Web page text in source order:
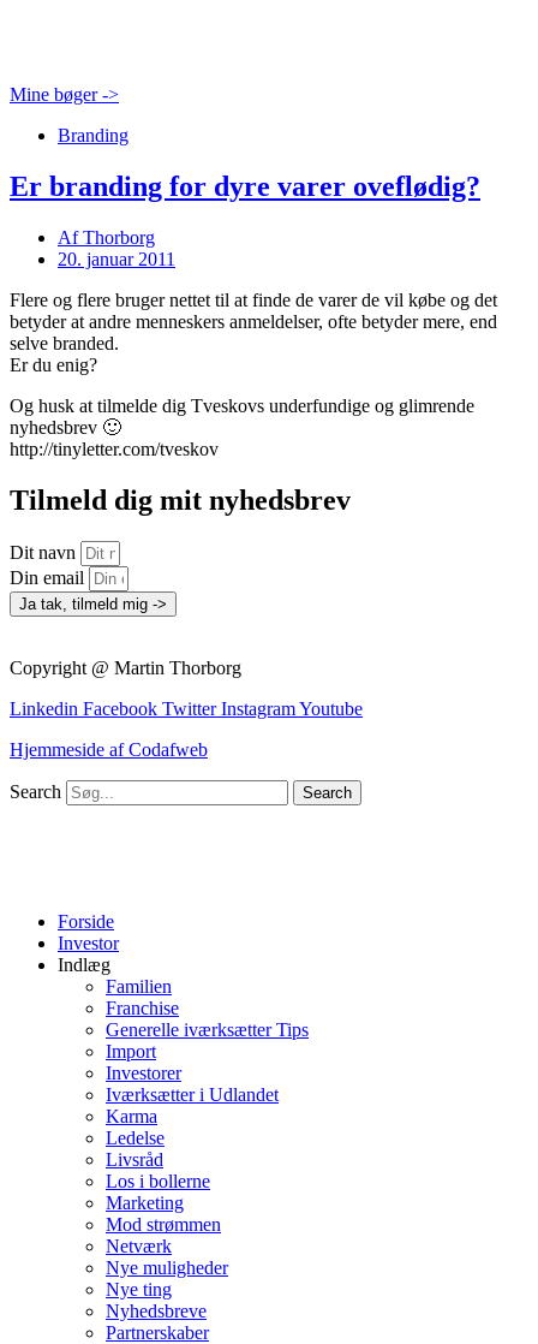
Mine bøger ->
Branding
Er branding for dyre varer oveflødig?
AfThorborg
20. januar 2011
Flere og flere bruger nettet til at finde de varer de vil købe og det
betyder at andre menneskers anmeldelser, ofte betyder mere, end
selve branded.
Er du enig?
Og husk at tilmelde dig Tveskovs underfundige og glimrende
nyhedsbrev 🙂
http://tinyletter.com/tveskov
Tilmeld dig mit nyhedsbrev
Dit navn
Din email
Ja tak, tilmeld mig ->
Copyright @ Martin Thorborg
Linkedin Facebook Twitter InstagramYoutube
Hjemmeside af Codafweb
Search Search
Forside
Investor
Indlæg
Familien
Franchise
Generelle iværksætter Tips
Import
Investorer
Iværksætter i Udlandet
Karma
Ledelse
Livsråd
Los i bollerne
Marketing
Mod strømmen
Netværk
Nye muligheder
Nye ting
Nyhedsbreve
Partnerskaber